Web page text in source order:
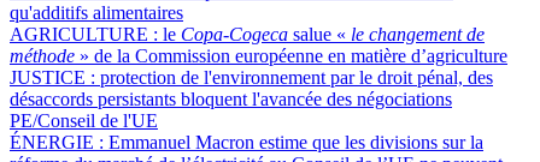
qu'additifs alimentaires
AGRICULTURE : le Copa-Cogeca salue « le changement de
méthode » de la Commission européenne en matière d’agriculture
JUSTICE : protection de l'environnement par le droit pénal, des
désaccords persistants bloquent l'avancée des négociations
PE/Conseil de l'UE
ÉNERGIE : Emmanuel Macron estime que les divisions sur la